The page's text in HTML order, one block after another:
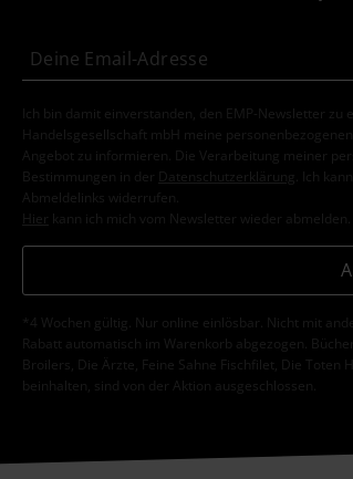
Ich bin damit einverstanden, den EMP-Newsletter
Handelsgesellschaft mbH meine
Angebot zu informieren. Die Verarbeitung meiner
Bestimmungen in der
Datenschutzerklärung
. Ich
Abmeldelinks widerrufen.
Hier kann ich mich vom Newsletter wieder abmelden.
*4 Wochen gültig. Nur online einlösbar. Nicht mit
Rabatt automatisch im Warenkorb abgezogen.
Broilers, Die Ärzte, Feine Sahne Fischfilet, Die
beinhalten, sind von der Aktion ausgeschlossen.